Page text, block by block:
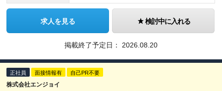
求人を見る 検討中に入れる
掲載終了予定日： 2026.08.20
正社員 面接情報有 自己PR不要
株式会社エンジョイ